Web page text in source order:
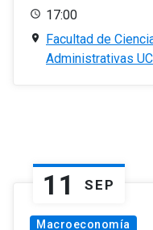
17:00
Facultad de
Administrativas UC
11 SEP
Macroeconomía